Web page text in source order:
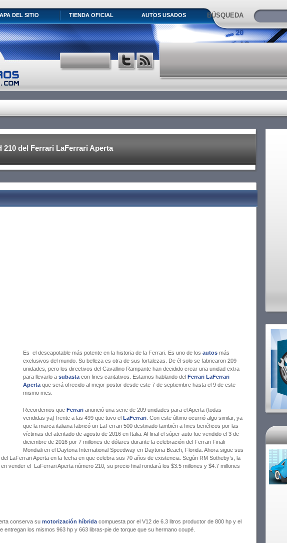
DEL SITIO TIENDA OFICIAL AUTOS USADOS BÚSQUEDA
210 del Ferrari LaFerrari Aperta
Es el descapotable más potente en la historia de la Ferrari. Es uno de los autos más
exclusivos del mundo. Su belleza es otra de sus fortalezas. De él solo se fabricaron 209
unidades, pero los directivos del Cavallino Rampante han decidido crear una unidad extra
para llevarlo a subasta con fines caritativos. Estamos hablando del Ferrari LaFerrari
Aperta que será ofrecido al mejor postor desde este 7 de septiembre hasta el 9 de este
mismo mes.
Recordemos que Ferrari anunció una serie de 209 unidades para el Aperta (todas
vendidas ya) frente a las 499 que tuvo el LaFerrari . Con este último ocurrió algo similar, ya
que la marca italiana fabricó un LaFerrari 500 destinado también a fines benéficos por las
víctimas del atentado de agosto de 2016 en Italia. Al final el súper auto fue vendido el 3 de
diciembre de 2016 por 7 millones de dólares durante la celebración del Ferrari Finali
Mondiali en el Daytona International Speedway en Daytona Beach, Florida. Ahora sigue sus
LaFerrari Aperta en la fecha en que celebra sus 70 años de existencia. Según RM Sotheby’s, la
vender el LaFerrari Aperta número 210, su precio final rondará los $3.5 millones y $4.7 millones
conserva su motorización híbrida compuesta por el V12 de 6.3 litros productor de 800 hp y el
entregan los mismos 963 hp y 663 libras-pie de torque que su hermano coupé.